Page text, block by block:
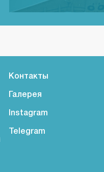
Контакты
Галерея
Instagram
Telegram